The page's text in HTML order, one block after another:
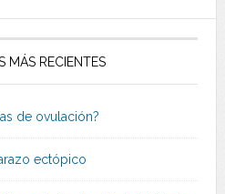
MÁS RECIENTES
de ovulación?
ectópico